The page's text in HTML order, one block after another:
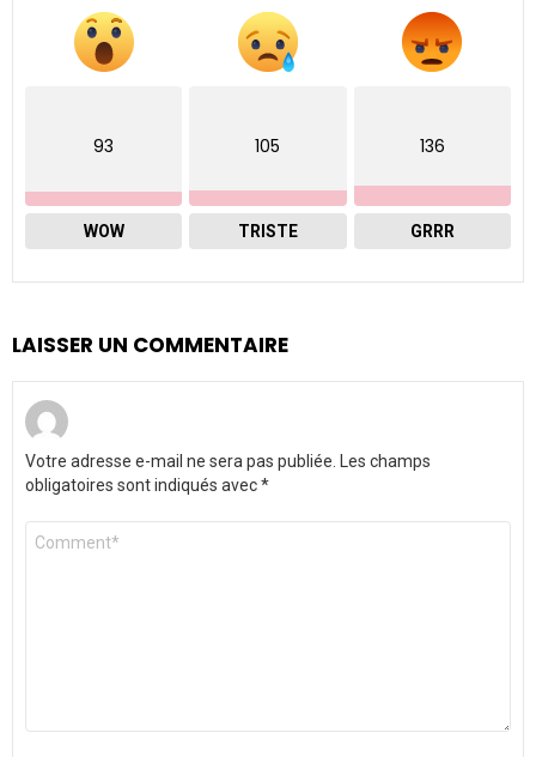
93
WOW
105
TRISTE
136
GRRR
LAISSER UN COMMENTAIRE
Votre adresse e-mail ne sera pas publiée.
Les champs
obligatoires sont indiqués avec*
Commentaire